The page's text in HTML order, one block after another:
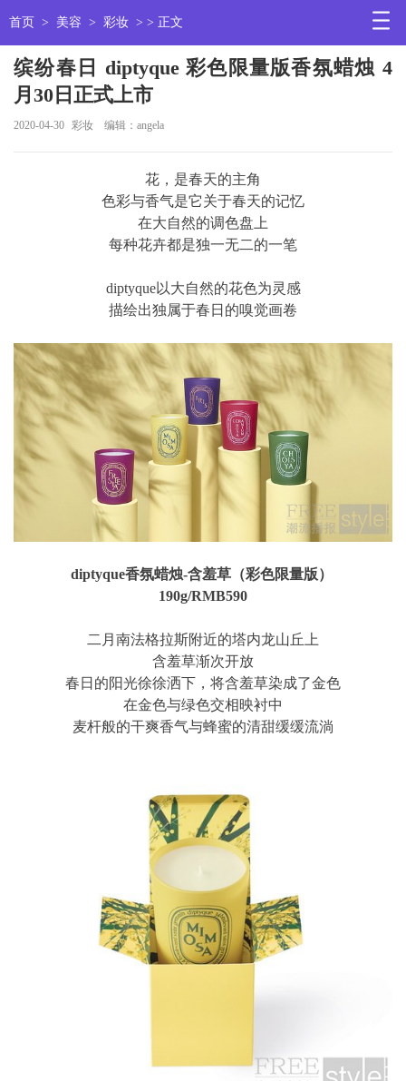
首页 > 美容 > 彩妆 > > 正文
缤纷春日 diptyque 彩色限量版香氛蜡烛 4
月30日正式上市
2020-04-30 彩妆 编辑：angela
花，是春天的主角
色彩与香气是它关于春天的记忆
在大自然的调色盘上
每种花卉都是独一无二的一笔
diptyque以大自然的花色为灵感
描绘出独属于春日的嗅觉画卷
diptyque香氛蜡烛-含羞草（彩色限量版）
190g/RMB590
二月南法格拉斯附近的塔内龙山丘上
含羞草渐次开放
春日的阳光徐徐洒下，将含羞草染成了金色
在金色与绿色交相映衬中
麦杆般的干爽香气与蜂蜜的清甜缓缓流淌